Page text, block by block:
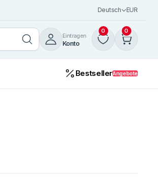
Deutsch EUR
Eintragen
Konto
0 0
BestsellerAngebote